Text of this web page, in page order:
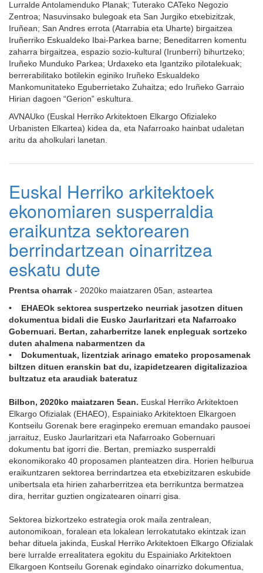
Lurralde Antolamenduko Planak; Tuterako CATeko Negozio
Zentroa; Nasuvinsako bulegoak eta San Jurgiko etxebizitzak,
Iruñean; San Andres errota (Atarrabia eta Uharte) birgaitzea
Iruñerriko Eskualdeko Ibai-Parkea barne; Beneditarren komentu
zaharra birgaitzea, espazio sozio-kultural (Irunberri) bihurtzeko;
Iruñeko Munduko Parkea; Urdaxeko eta Igantziko pilotalekuak;
berrerabilitako botilekin eginiko Iruñeko Eskualdeko
Mankomunitateko Eguberrietako Zuhaitza; edo Iruñeko Garraio
Hirian dagoen “Gerion” eskultura.
AVNAUko (Euskal Herriko Arkitektoen Elkargo Ofizialeko
Urbanisten Elkartea) kidea da, eta Nafarroako hainbat udaletan
aritu da aholkulari lanetan.
Euskal Herriko arkitektoek
ekonomiaren susperraldia
eraikuntza sektorearen
berrindartzean oinarritzea
eskatu dute
Prentsa oharrak - 2020ko maiatzaren 05an, asteartea
• EHAEOk sektorea suspertzeko neurriak jasotzen dituen
dokumentua bidali die Eusko Jaurlaritzari eta Nafarroako
Gobernuari. Bertan, zaharberritze lanek enpleguak sortzeko
duten ahalmena nabarmentzen da
• Dokumentuak, lizentziak arinago emateko proposamenak
biltzen dituen eranskin bat du, izapidetzearen digitalizazioa
bultzatuz eta araudiak bateratuz
Bilbon, 2020ko maiatzaren 5ean. Euskal Herriko Arkitektoen
Elkargo Ofizialak (EHAEO), Espainiako Arkitektoen Elkargoen
Kontseilu Gorenak bere eraginpeko eremuan emandako pausoei
jarraituz, Eusko Jaurlaritzari eta Nafarroako Gobernuari
dokumentu bat igorri die. Bertan, premiazko susperraldi
ekonomikorako 40 proposamen planteatzen dira. Horien helburua
eraikuntzaren sektorea berrindartzea eta etxebizitzaren eskubide
unibertsala eta hirien zaharberritzea eta berrikuntza bermatzea
dira, herritar guztien ongizatearen oinarri gisa.
Sektorea bizkortzeko estrategia orok maila zentralean,
autonomikoan, foralean eta lokalean lerrokatutako ekintzak izan
behar dituela jakinda, Euskal Herriko Arkitektoen Elkargo Ofizialak
bere lurralde errealitatera egokitu du Espainiako Arkitektoen
Elkargoen Kontseilu Gorenak egindako oinarrizko dokumentua,